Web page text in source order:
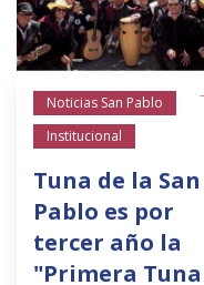
Noticias San Pablo
Institucional
Tuna de la San
Pablo es por
tercer año la
"Primera Tuna